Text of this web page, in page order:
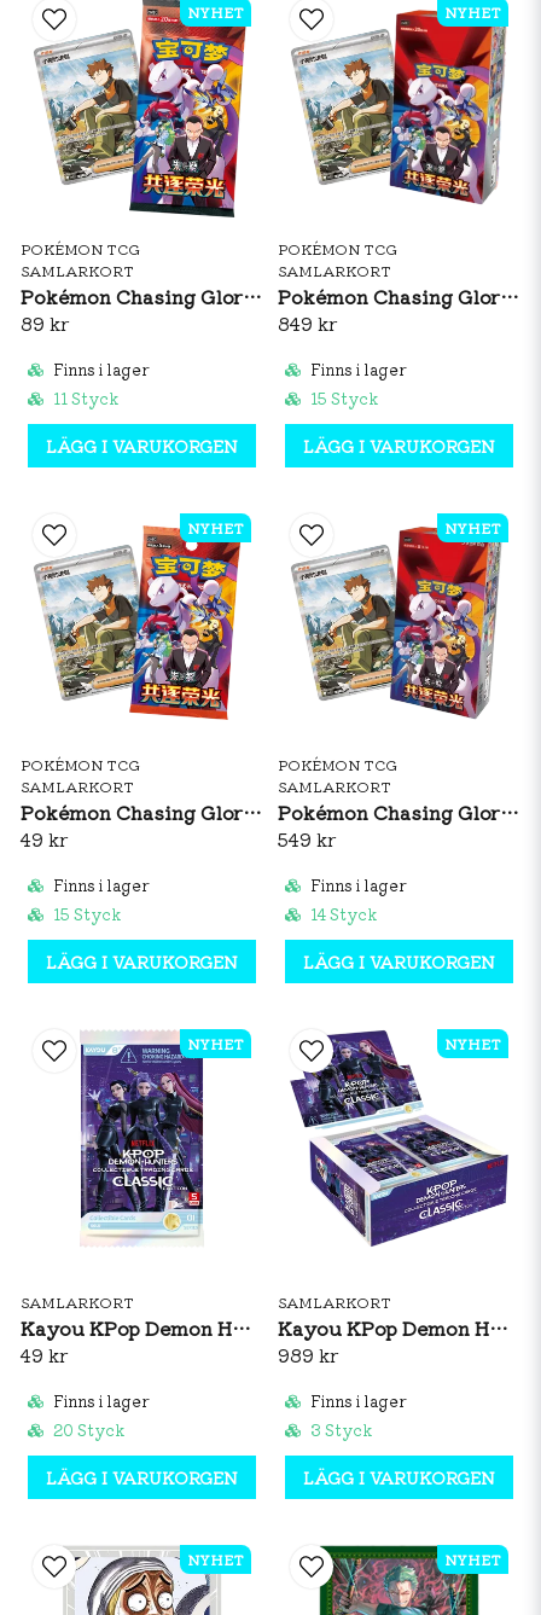
POKÉMON TCG
SAMLARKORT
Pokémon Chasing Glory Together Jumbo Booster Pack (CH)
89 kr
Finns i lager
11 Styck
LÄGG I VARUKORGEN
NYHET
POKÉMON TCG
SAMLARKORT
Pokémon Chasing Glory Together Jumbo Booster Box (CH)
849 kr
Finns i lager
15 Styck
LÄGG I VARUKORGEN
NYHET
POKÉMON TCG
SAMLARKORT
Pokémon Chasing Glory Together Slim Booster Pack (CH)
49 kr
Finns i lager
15 Styck
LÄGG I VARUKORGEN
NYHET
POKÉMON TCG
SAMLARKORT
Pokémon Chasing Glory Together Slim Booster Box (CH)
549 kr
Finns i lager
14 Styck
LÄGG I VARUKORGEN
NYHET
SAMLARKORT
Kayou KPop Demon Hunter: World Tour Classic Edition Foil Booster Pack
49 kr
Finns i lager
20 Styck
LÄGG I VARUKORGEN
NYHET
SAMLARKORT
Kayou KPop Demon Hunter: World Tour Classic Edition Foil Booster Box
989 kr
Finns i lager
3 Styck
LÄGG I VARUKORGEN
NYHET
NYHET NYHET